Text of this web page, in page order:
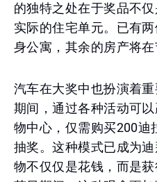
的独特之处在于奖品不
实际的住宅单元。已有
身公寓，其余的房产将在
汽车在大奖中也扮演着
期间，通过各种活动可
物中心，仅需购买200迪
抽奖。这种模式已成为
物不仅仅是花钱，而是